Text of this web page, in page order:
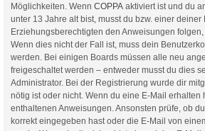
Möglichkeiten. Wenn COPPA aktiviert ist und du
unter 13 Jahre alt bist, musst du bzw. einer
Erziehungsberechtigten den Anweisungen
Wenn dies nicht der Fall ist, muss dein
werden. Bei einigen Boards müssen alle neu
freigeschaltet werden – entweder musst du dies
Administrator. Bei der Registrierung wurde dir
nötig ist oder nicht. Wenn du eine E-Mail erhalten
enthaltenen Anweisungen. Ansonsten prüfe, ob
korrekt eingegeben hast oder die E-Mail von